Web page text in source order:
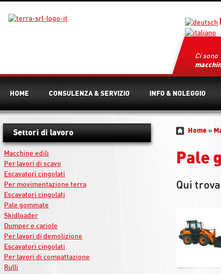
Ci sono
HOME CONSULENZA & SERVIZIO INFO & NOLEGGIO
Settori di lavoro
Macchine edili
Per lavori di scavo
Escavatori cingolati
Per movimentazione terra
Escavatori cingolati
Pale gommate
Skidloader
Dumper e cariole
Per lavori di demolizione
Escavatori cingolati
Per lavori di compattazione
Rulli
Home »
Pale
Qui